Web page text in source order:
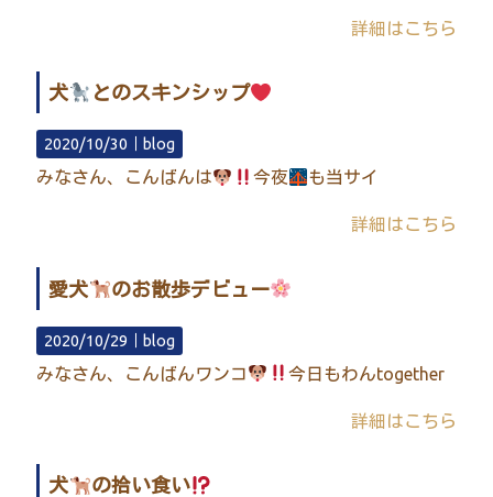
詳細はこちら
犬 とのスキンシップ
2020/10/30｜blog
みなさん、こんばんは 今夜 も当サイ
詳細はこちら
愛犬 のお散歩デビュー
2020/10/29｜ blog
みなさん、こんばんワンコ 今日もわんtogether
詳細はこちら
犬 の拾い食い